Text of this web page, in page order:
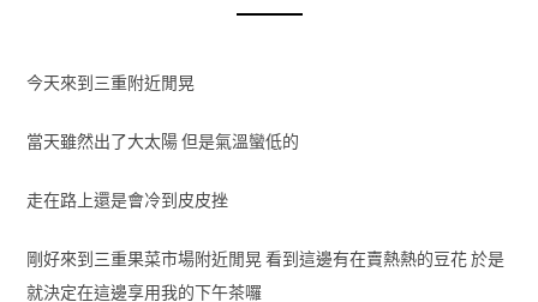
今天來到三重附近閒晃
當天雖然出了大太陽 但是氣溫蠻低的
走在路上還是會冷到皮皮挫
剛好來到三重果菜市場附近閒晃 看到這邊有在賣熱熱的豆花 於是
就決定在這邊享用我的下午茶囉